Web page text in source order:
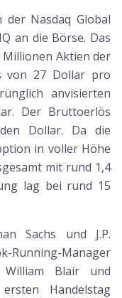
Nasdaq Global
an die Börse. Das
Aktien der
von 27 Dollar pro
anvisierten
Der Bruttoerlös
Dollar. Da die
in voller Höhe
mit rund 1,4
lag bei rund 15
Sachs und J.P.
Manager
William Blair und
Handelstag